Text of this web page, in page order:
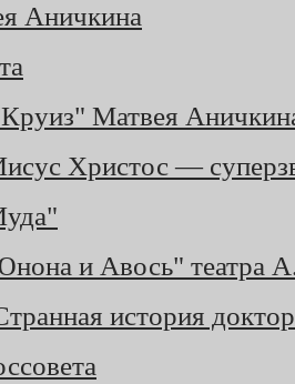
Аничкина
Матвея
Христос —
и Авось" театра
история